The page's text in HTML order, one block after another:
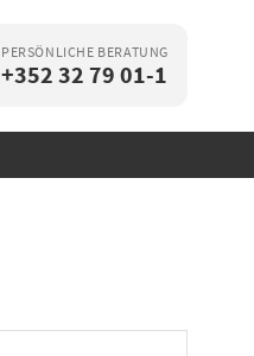
PERSÖNLICHE BERATUNG
+352 32 79 01-1